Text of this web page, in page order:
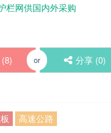
栏网供国内外采购
8) or 分享 (0)
高速公路